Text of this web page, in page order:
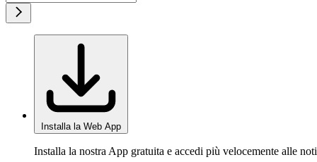
Installa la Web App
Installa la nostra App gratuita e accedi più velocemente alle